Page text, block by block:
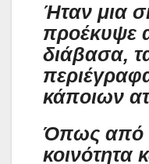
Ήταν μια
προέκυψε
διάβασα,
κάποιων
Όπως από
κοινότητα